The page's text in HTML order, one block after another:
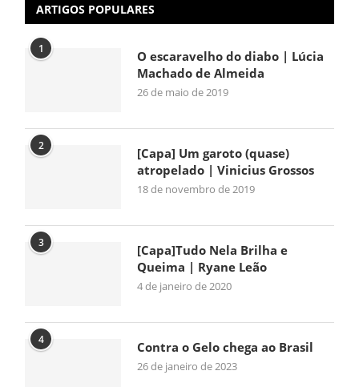
ARTIGOS POPULARES
1
O escaravelho do diabo | Lúcia
Machado de Almeida
26 de maio de 2019
2
[Capa] Um garoto (quase)
atropelado | Vinicius Grossos
18 de novembro de 2019
3
[Capa]Tudo Nela Brilha e
Queima | Ryane Leão
4 de janeiro de 2020
4 Contra o Gelo chega ao Brasil
26 de janeiro de 2023